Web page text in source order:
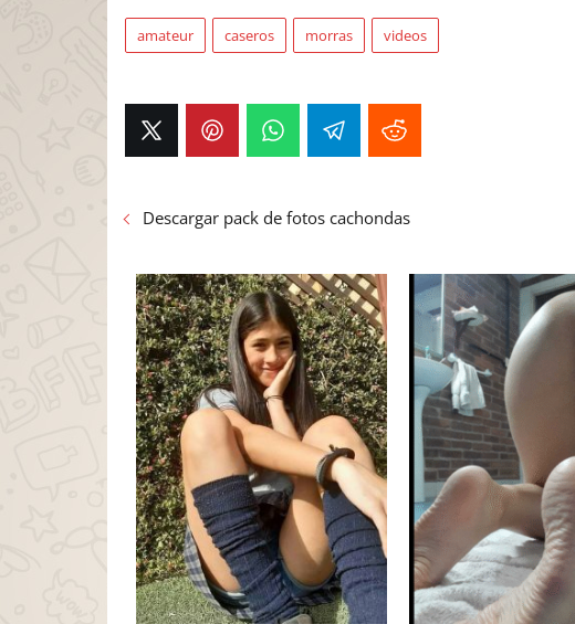
amateur caseros morras videos
Descargar pack de fotos cachondas